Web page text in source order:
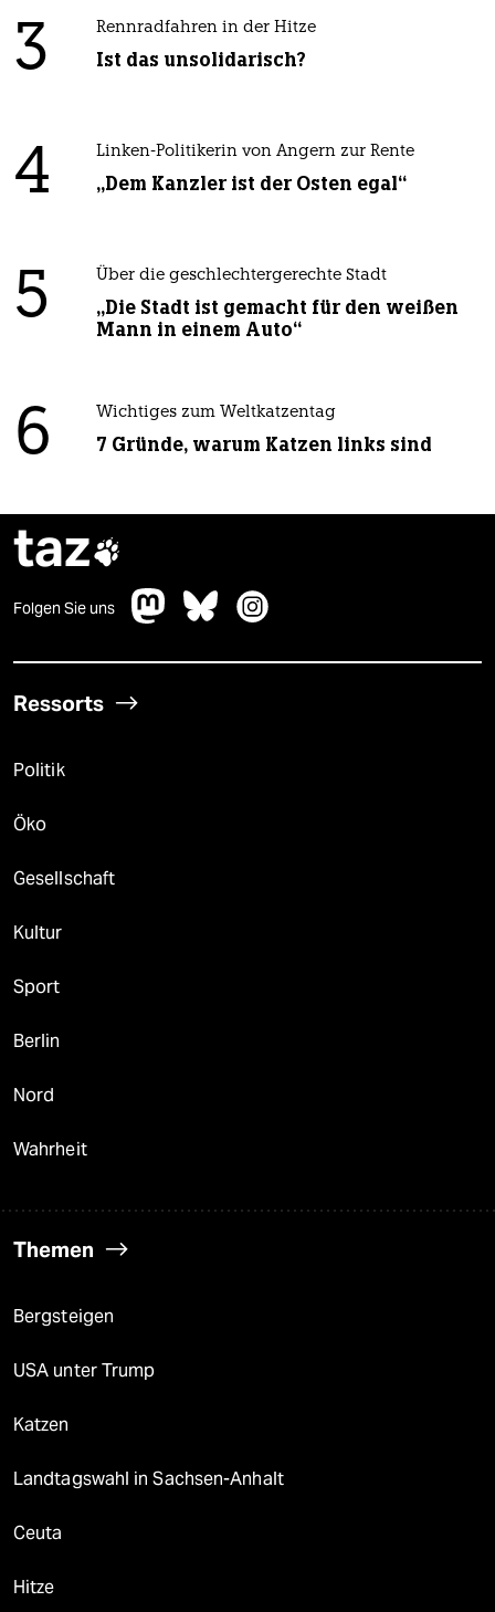
3 Rennradfahren in der Hitze
Ist das unsolidarisch?
4 Linken-Politikerin von Angern zur Rente
„Dem Kanzler ist der Osten egal“
5 Über die geschlechtergerechte Stadt
„Die Stadt ist gemacht für den weißen
Mann in einem Auto“
6 Wichtiges zum Weltkatzentag
7 Gründe, warum Katzen links sind
taz
Folgen Sie uns
Ressorts
Politik
Öko
Gesellschaft
Kultur
Sport
Berlin
Nord
Wahrheit
Themen
Bergsteigen
USA unter Trump
Katzen
Landtagswahl in Sachsen-Anhalt
Ceuta
Hitze